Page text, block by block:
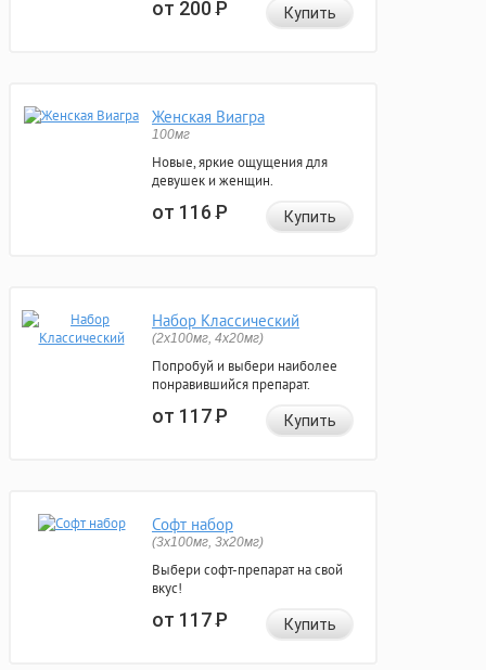
от 200Р Купить
Женская Виагра
100мг
Новые, яркие ощущения для
девушек и женщин.
от 116Р Купить
Набор Классический
(2x100мг, 4x20мг)
Попробуй и выбери наиболее
понравившийся препарат.
от 117Р Купить
Софт набор
(3x100мг, 3x20мг)
Выбери софт-препарат на свой
вкус!
от 117Р Купить